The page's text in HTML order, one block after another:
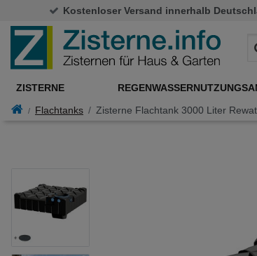
Kostenloser Versand innerhalb
ZISTERNE
Flachtanks Zisterne Flachtank 3000 Liter